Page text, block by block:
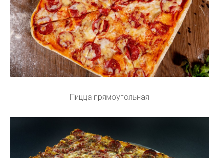
Пицца прямоугольная